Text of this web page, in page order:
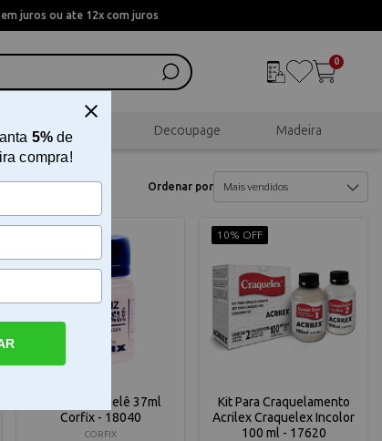
juros ou ate 12x com juros
0
Scrapbook Decoupage Madeira
Ordenar por
Verniz Craquelê 37ml
Corfix - 18040
CORFIX
10% OFF
Kit Para Craquelamento
Acrilex Craquelex Incolor
100 ml - 17620
5%de
compra!